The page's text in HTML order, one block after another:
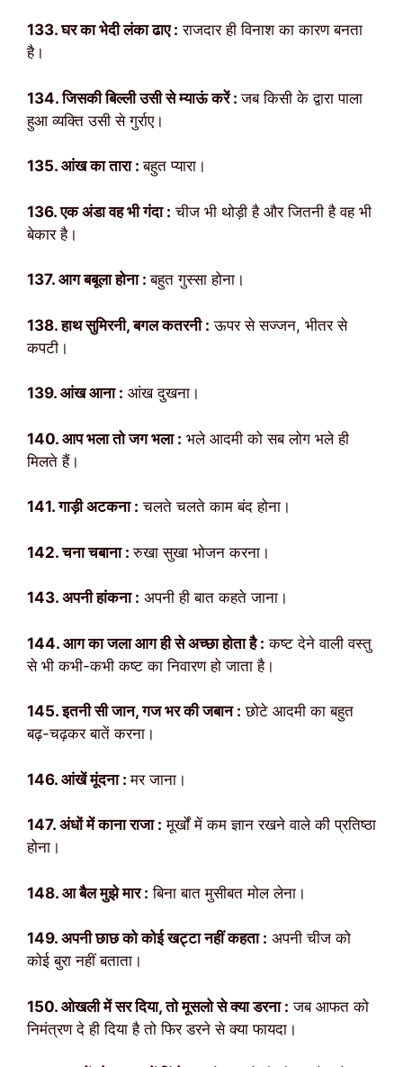
133. घर का भेदी लंका ढाए : राजदार ही विनाश का कारण बनता
है।
134. जिसकी बिल्ली उसी से म्याऊं करें :जब किसी के द्वारा पाला
हुआ व्यक्ति उसी से गुर्राए।
135. आंख का तारा :बहुत प्यारा।
136. एक अंडा वह भी गंदा : चीज भी थोड़ी है और जितनी है वह भी
बेकार है।
137. आग बबूला होना :बहुत गुस्सा होना।
138. हाथ सुमिरनी, बगल कतरनी : ऊपर से सज्जन, भीतर से
कपटी।
139. आंख आना : आंख दुखना।
140. आप भला तो जग भला : भले आदमी को सब लोग भले ही
मिलते हैं।
141. गाड़ी अटकना : चलते चलते काम बंद होना।
142. चना चबाना :रुखा सुखा भोजन करना।
143. अपनी हांकना : अपनी ही बात कहते जाना।
144. आग का जला आग ही से अच्छा होता है : कष्ट देने वाली वस्तु
से भी कभी-कभी कष्ट का निवारण हो जाता है।
145. इतनी सी जान, गज भर की जबान : छोटे आदमी का बहुत
बढ़-चढ़कर बातें करना।
146. आंखें मूंदना :मर जाना।
147. अंधों में काना राजा : मूर्खों में कम ज्ञान रखने वाले की प्रतिष्ठा
होना।
148. आ बैल मुझे मार : बिना बात मुसीबत मोल लेना।
149. अपनी छाछ को कोई खट्टा नहीं कहता : अपनी चीज को
कोई बुरा नहीं बताता।
150. ओखली में सर दिया, तो मूसलो से क्या डरना : जब आफत को
निमंत्रण दे ही दिया है तो फिर डरने से क्या फायदा।